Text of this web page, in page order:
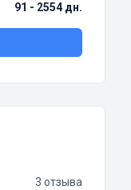
91 - 2554 дн.
3 отзыва